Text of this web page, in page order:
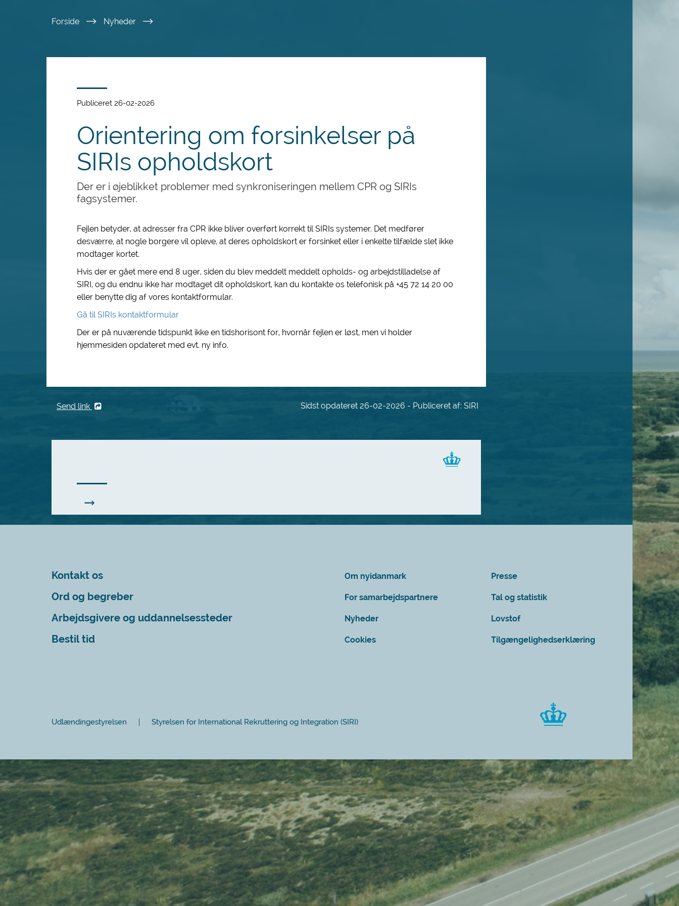
Forside Nyheder
Publiceret 26-02-2026
Orientering om forsinkelser på
SIRIs opholdskort
Der er i øjeblikket problemer med synkroniseringen mellem CPR og SIRIs
fagsystemer.
Fejlen betyder, at adresser fra CPR ikke bliver overført korrekt til SIRIs systemer. Det medfører
desværre, at nogle borgere vil opleve, at deres opholdskort er forsinket eller i enkelte tilfælde slet ikke
modtager kortet.
Hvis der er gået mere end 8 uger, siden du blev meddelt meddelt opholds- og arbejdstilladelse af
SIRI, og du endnu ikke har modtaget dit opholdskort, kan du kontakte os telefonisk på +45 72 14 20 00
eller benytte dig af vores kontaktformular.
Gå til SIRIs kontaktformular
Der er på nuværende tidspunkt ikke en tidshorisont for, hvornår fejlen er løst, men vi holder
hjemmesiden opdateret med evt. ny info.
Send link Sidst opdateret 26-02-2026 - Publiceret af: SIRI
Kontakt os
Ord og begreber
Arbejdsgivere og uddannelsessteder
Bestil tid
Om nyidanmark
For samarbejdspartnere
Nyheder
Cookies
Presse
Tal og statistik
Lovstof
Tilgængelighedserklæring
Udlændingestyrelsen Styrelsen for International Rekruttering og Integration (SIRI)
Luk